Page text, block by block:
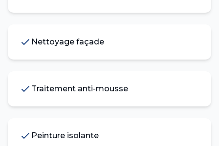
Nettoyage façade
Traitement anti-mousse
Peinture isolante